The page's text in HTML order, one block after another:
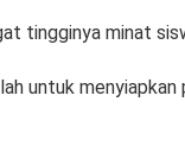
tingginya minat
untuk